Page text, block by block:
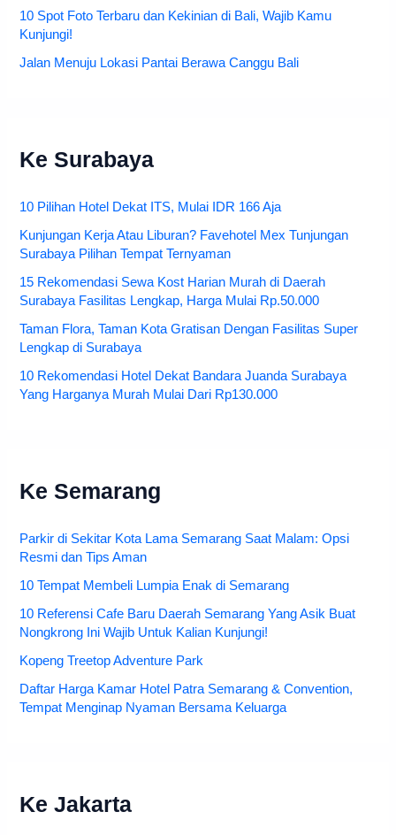
10 Spot Foto Terbaru dan Kekinian di Bali, Wajib Kamu
Kunjungi!
Jalan Menuju Lokasi Pantai Berawa Canggu Bali
Ke Surabaya
10 Pilihan Hotel Dekat ITS, Mulai IDR 166 Aja
Kunjungan Kerja Atau Liburan? Favehotel Mex Tunjungan
Surabaya Pilihan Tempat Ternyaman
15 Rekomendasi Sewa Kost Harian Murah di Daerah
Surabaya Fasilitas Lengkap, Harga Mulai Rp.50.000
Taman Flora, Taman Kota Gratisan Dengan Fasilitas Super
Lengkap di Surabaya
10 Rekomendasi Hotel Dekat Bandara Juanda Surabaya
Yang Harganya Murah Mulai Dari Rp130.000
Ke Semarang
Parkir di Sekitar Kota Lama Semarang Saat Malam: Opsi
Resmi dan Tips Aman
10 Tempat Membeli Lumpia Enak di Semarang
10 Referensi Cafe Baru Daerah Semarang Yang Asik Buat
Nongkrong Ini Wajib Untuk Kalian Kunjungi!
Kopeng Treetop Adventure Park
Daftar Harga Kamar Hotel Patra Semarang & Convention,
Tempat Menginap Nyaman Bersama Keluarga
Ke Jakarta